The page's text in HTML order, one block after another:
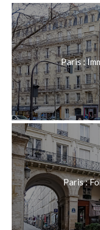
Paris :
Paris :